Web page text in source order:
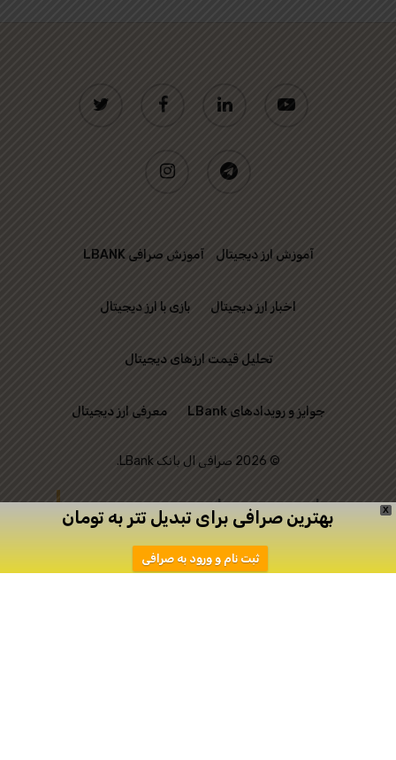
facebook linkedin
instagram telegram
آموزش ارز دیجیتال آموزش صرافی LBANK
اخبار ارز دیجیتال بازی با ارز دیجیتال
تحلیل قیمت ارزهای دیجیتال
جوایز و رویدادهای LBank معرفی ارز دیجیتال
© 2026 صرافی ال بانک LBank.
این وب‌ سایت رسمی
صرافی LBank نیست و
X بهترین صرافی برای تبدیل تتر به تومان
ثبت نام و ورود به صرافی